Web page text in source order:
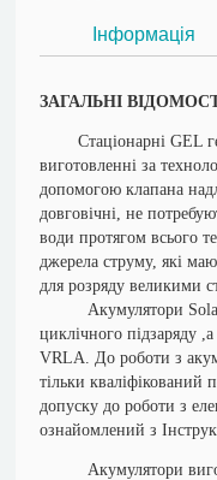
Інформація
ЗАГАЛЬНІ
Стаціонарні GEL
виготовленні за
допомогою клапана
довговічні, не
води протягом всього
джерела струму, які
для розряду великими
Акумулятори
циклічного підзаряду
VRLA.До роботи з
тільки кваліфікований
допуску до роботи з
ознайомлений з
Акумулятори